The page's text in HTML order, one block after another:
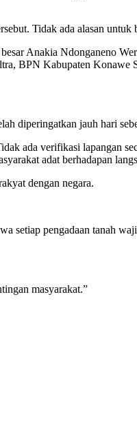
Tidak ada alasan untuk
Anakia Ndonganeno
BPN Kabupaten Konawe
diperingatkan jauh hari
ada verifikasi lapangan
adat berhadapan
dengan negara.
setiap pengadaan tanah
masyarakat.”